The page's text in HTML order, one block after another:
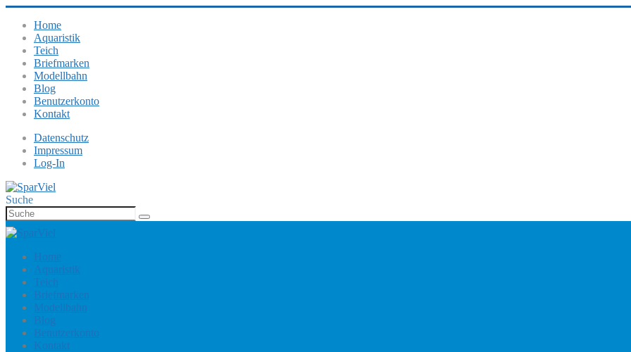
Home
Aquaristik
Teich
Briefmarken
Modellbahn
Blog
Benutzerkonto
Kontakt
Datenschutz
Impressum
Log-In
Suche
Home
Aquaristik
Teich
Briefmarken
Modellbahn
Blog
Benutzerkonto
Kontakt